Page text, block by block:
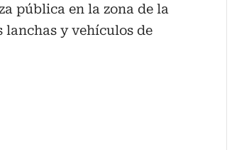
pública en la zona de la
lanchas y vehículos de